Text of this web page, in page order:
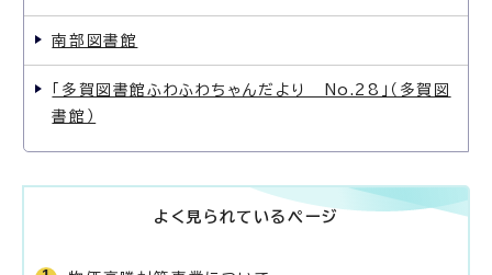
南部図書館
「多賀図書館ふわふわちゃんだより No.28」（多賀図
書館）
よく見られているページ